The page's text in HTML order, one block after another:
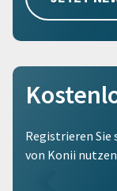
Registrieren
von Konii